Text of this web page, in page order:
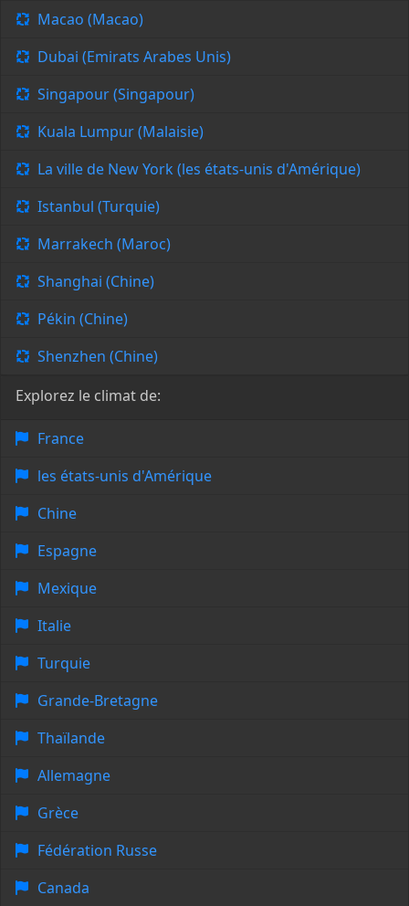
Macao (Macao)
Dubai (Emirats Arabes Unis)
Singapour (Singapour)
Kuala Lumpur (Malaisie)
La ville de New York (les états-unis d'Amérique)
Istanbul (Turquie)
Marrakech (Maroc)
Shanghai (Chine)
Pékin (Chine)
Shenzhen (Chine)
Explorez le climat de:
France
les états-unis d'Amérique
Chine
Espagne
Mexique
Italie
Turquie
Grande-Bretagne
Thaïlande
Allemagne
Grèce
Fédération Russe
Canada